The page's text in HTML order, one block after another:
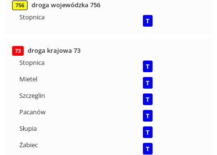
756
droga wojewódzka 756
Stopnica
T
73
droga krajowa 73
Stopnica
T
Mietel
T
Szczeglin
T
Pacanów
T
Słupia
T
Żabiec
T